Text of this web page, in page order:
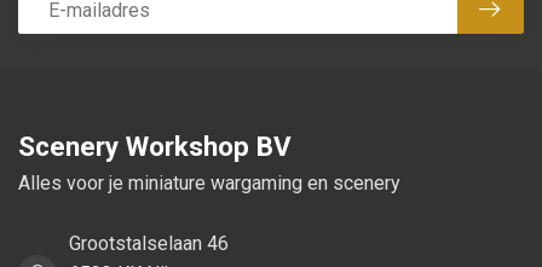
Scenery Workshop BV
Alles voor je miniature wargaming en scenery
Grootstalselaan 46